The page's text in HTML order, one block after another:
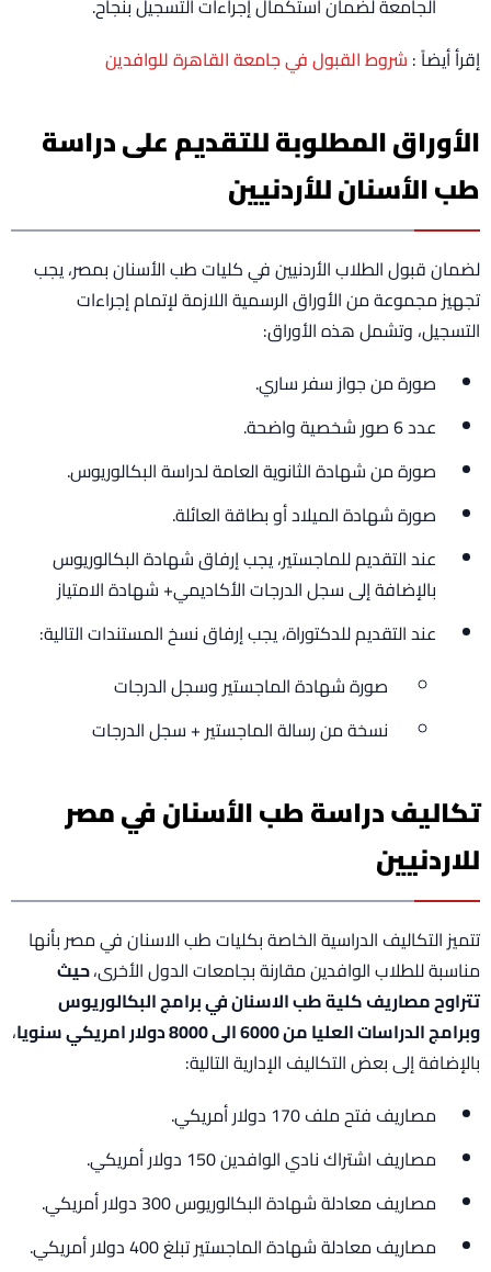
إقرأ أيضاً : شروط القبول في جامعة القاهرة للوافدين
الأوراق المطلوبة للتقديم على دراسة
طب الأسنان للأردنيين
لضمان قبول الطلاب الأردنيين في كليات طب الأسنان بمصر، يجب
تجهيز مجموعة من الأوراق الرسمية اللازمة لإتمام إجراءات
التسجيل، وتشمل هذه الأوراق:
صورة من جواز سفر ساري.
عدد 6 صور شخصية واضحة.
صورة من شهادة الثانوية العامة لدراسة البكالوريوس.
صورة شهادة الميلاد أو بطاقة العائلة.
عند التقديم للماجستير، يجب إرفاق شهادة البكالوريوس
بالإضافة إلى سجل الدرجات الأكاديمي+ شهادة الامتياز
عند التقديم للدكتوراة، يجب إرفاق نسخ المستندات التالية:
صورة شهادة الماجستير وسجل الدرجات
نسخة من رسالة الماجستير + سجل الدرجات
تكاليف دراسة طب الأسنان في مصر
للاردنيين
تتميز التكاليف الدراسية الخاصة بكليات طب الاسنان في مصر بأنها
مناسبة للطلاب الوافدين مقارنة بجامعات الدول الأخرى،حيث
تتراوح مصاريف كلية طب الاسنان في برامج البكالوريوس
وبرامج الدراسات العليا من 6000 الى 8000 دولار امريكي سنويا
،
بالإضافة إلى بعض التكاليف الإدارية التالية:
مصاريف فتح ملف 170 دولار أمريكي.
مصاريف اشتراك نادي الوافدين 150 دولار أمريكي.
مصاريف معادلة شهادة البكالوريوس 300 دولار أمريكي.
مصاريف معادلة شهادة الماجستير تبلغ 400 دولار أمريكي.